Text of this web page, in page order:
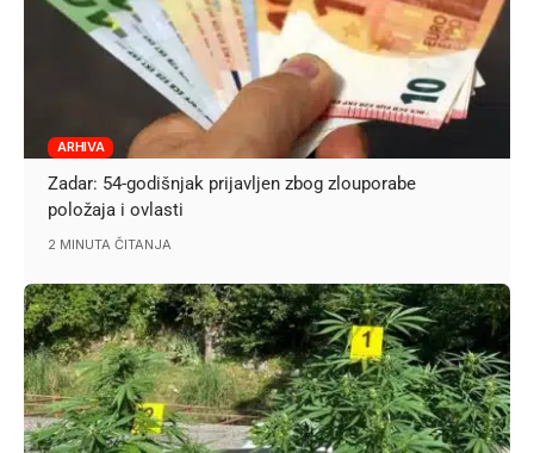
ARHIVA
Zadar: 54-godišnjak prijavljen zbog zlouporabe
položaja i ovlasti
2 MINUTA ČITANJA